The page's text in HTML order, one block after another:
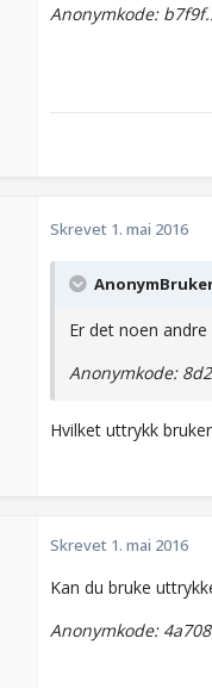
Anonymkode:
Skrevet 1. mai 2016
AnonymBruker
Er det noen
Anonymkode:
Hvilket uttrykk
Skrevet 1. mai 2016
Kan du bruke
Anonymkode: